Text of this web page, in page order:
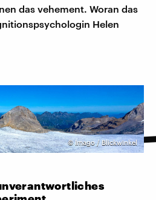
das vehement. Woran das
Helen
©Imago / Blickwinkel